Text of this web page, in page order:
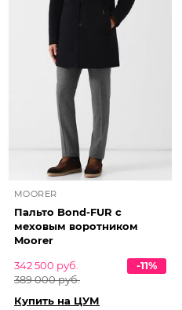
MOORER
Пальто Bond-FUR с
меховым воротником
Moorer
342 500 руб.
389 000 руб.
-11%
Купить на ЦУМ